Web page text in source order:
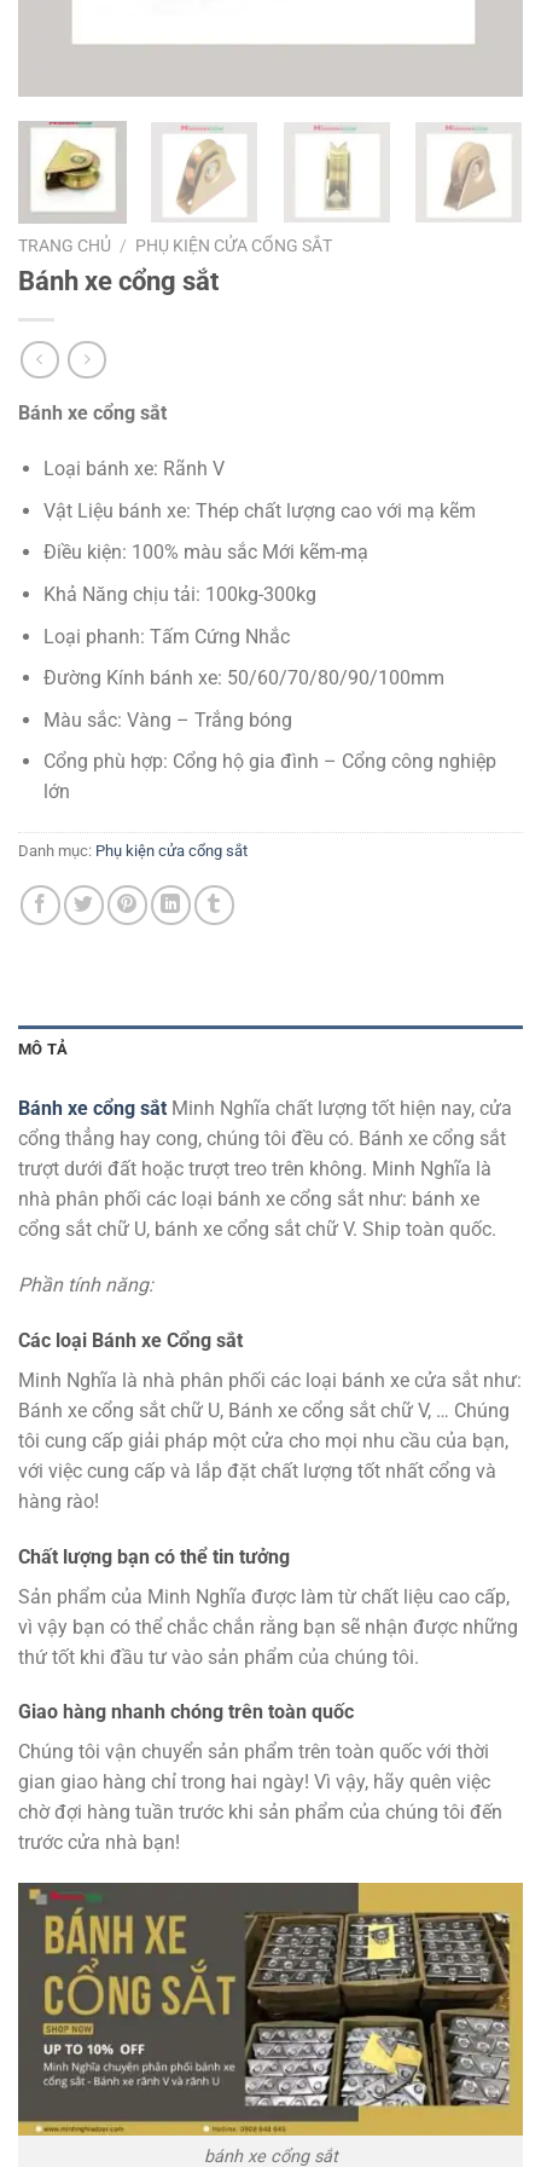
TRANG CHỦ / PHỤ KIỆN CỬA CỔNG SẮT
Bánh xe cổng sắt
Bánh xe cổng sắt
Loại bánh xe: Rãnh V
Vật Liệu bánh xe: Thép chất lượng cao với mạ kẽm
Điều kiện: 100% màu sắc Mới kẽm-mạ
Khả Năng chịu tải: 100kg-300kg
Loại phanh: Tấm Cứng Nhắc
Đường Kính bánh xe: 50/60/70/80/90/100mm
Màu sắc: Vàng – Trắng bóng
Cổng phù hợp: Cổng hộ gia đình – Cổng công nghiệp
lớn
Danh mục: Phụ kiện cửa cổng sắt
MÔ TẢ
Bánh xe cổng sắt Minh Nghĩa chất lượng tốt hiện nay, cửa
cổng thẳng hay cong, chúng tôi đều có. Bánh xe cổng sắt
trượt dưới đất hoặc trượt treo trên không. Minh Nghĩa là
nhà phân phối các loại bánh xe cổng sắt như: bánh xe
cổng sắt chữ U, bánh xe cổng sắt chữ V. Ship toàn quốc.
Phần tính năng:
Các loại Bánh xe Cổng sắt
Minh Nghĩa là nhà phân phối các loại bánh xe cửa sắt như:
Bánh xe cổng sắt chữ U, Bánh xe cổng sắt chữ V, … Chúng
tôi cung cấp giải pháp một cửa cho mọi nhu cầu của bạn,
với việc cung cấp và lắp đặt chất lượng tốt nhất cổng và
hàng rào!
Chất lượng bạn có thể tin tưởng
Sản phẩm của Minh Nghĩa được làm từ chất liệu cao cấp,
vì vậy bạn có thể chắc chắn rằng bạn sẽ nhận được những
thứ tốt khi đầu tư vào sản phẩm của chúng tôi.
Giao hàng nhanh chóng trên toàn quốc
Chúng tôi vận chuyển sản phẩm trên toàn quốc với thời
gian giao hàng chỉ trong hai ngày! Vì vậy, hãy quên việc
chờ đợi hàng tuần trước khi sản phẩm của chúng tôi đến
trước cửa nhà bạn!
bánh xe cổng sắt